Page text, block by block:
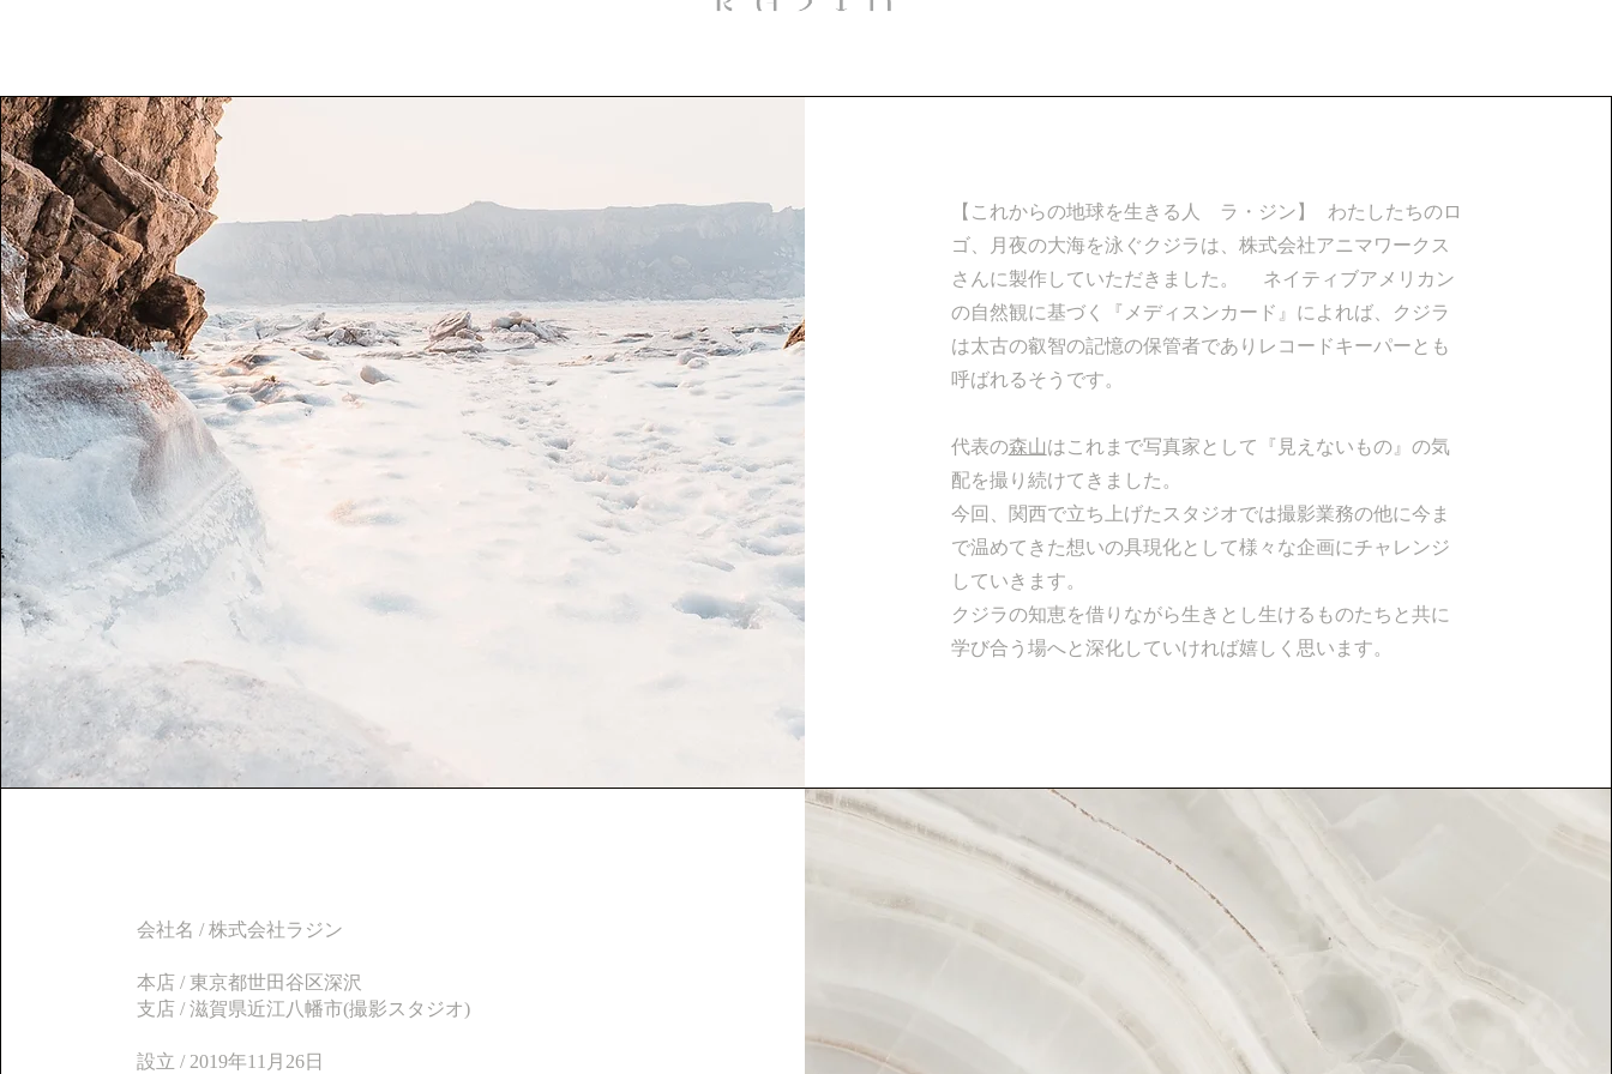
【これからの地球を生きる人 ラ・ジン】 わたしたちのロ
ゴ、月夜の大海を泳ぐクジラは、株式会社アニマワークス
さんに製作していただきました。 ネイティブアメリカン
の自然観に基づく『メディスンカード』によれば、クジラ
は太古の叡智の記憶の保管者でありレコードキーパーとも
呼ばれるそうです。
代表の森山はこれまで写真家として『見えないもの』の気
配を撮り続けてきました。
今回、関西で立ち上げたスタジオでは撮影業務の他に今ま
で温めてきた想いの具現化として様々な企画にチャレンジ
していきます。
クジラの知恵を借りながら生きとし生けるものたちと共に
学び合う場へと深化していければ嬉しく思います。
会社名 / 株式会社ラジン
本店 / 東京都世田谷区深沢
支店 / 滋賀県近江八幡市(撮影スタジオ)
設立 / 2019年11月26日